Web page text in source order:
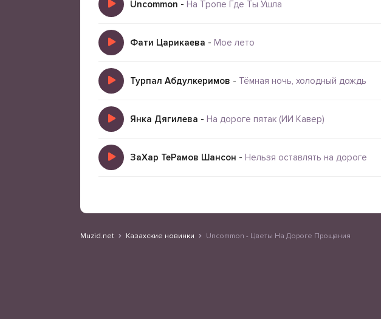
Uncommon - На Тропе Где Ты Ушла
Фати Царикаева - Мое лето
Турпал Абдулкеримов - Тёмная ночь, холодный дождь
Янка Дягилева - На дороге пятак (ИИ Кавер)
ЗаХар ТеРамов Шансон - Нельзя оставлять на дороге
Muzid.net Казахские новинки Uncommon - Цветы На Дороге Прощания